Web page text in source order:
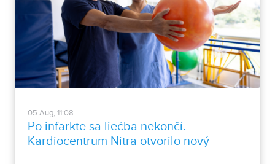
05.Aug, 11:08
Po infarkte sa liečba nekončí.
Kardiocentrum Nitra otvorilo nový
stacionár